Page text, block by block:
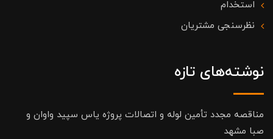
استخدام
نظرسنجی مشتریان
نوشته‌های تازه
مناقصه مجدد تأمین لوله و اتصالات پروژه یاس سپید واوان و
صبا مشهد